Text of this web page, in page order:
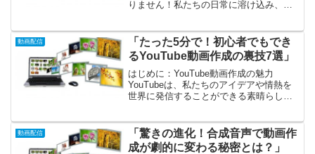
りません！私たちの日常に溶け込み、さ
ンの普及とともに、QRコードは情報の受
け渡しをスムーズ...
動画配信
「たった5分で！初心者でもでき
るYouTube動画作成の裏技7選」
はじめに：YouTube動画作成の魅力
YouTubeは、私たちのアイデアや情熱を
世界に発信することができる素晴らしい
シェアできるようになり、まさにクリエ
イティブな時代が...
動画配信
「驚きの進化！合成音声で動画作
成が劇的に変わる秘密とは？」